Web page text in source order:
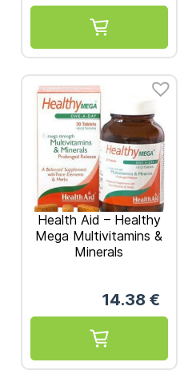
Health Aid – Healthy
Mega Multivitamins &
Minerals
tabs14.38 €